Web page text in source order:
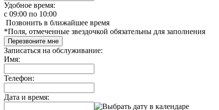
Удобное время:
c 09:00 по 10:00
Позвонить в ближайшее время
*Поля, отмеченные звездочкой обязательны для заполнения
Перезвоните мне
Записаться на обслуживание:
Имя:
Телефон:
Дата и время: